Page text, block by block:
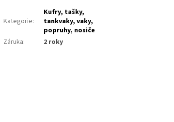
Kategorie:
Kufry, tašky,
tankvaky, vaky,
popruhy, nosiče
Záruka: 2 roky